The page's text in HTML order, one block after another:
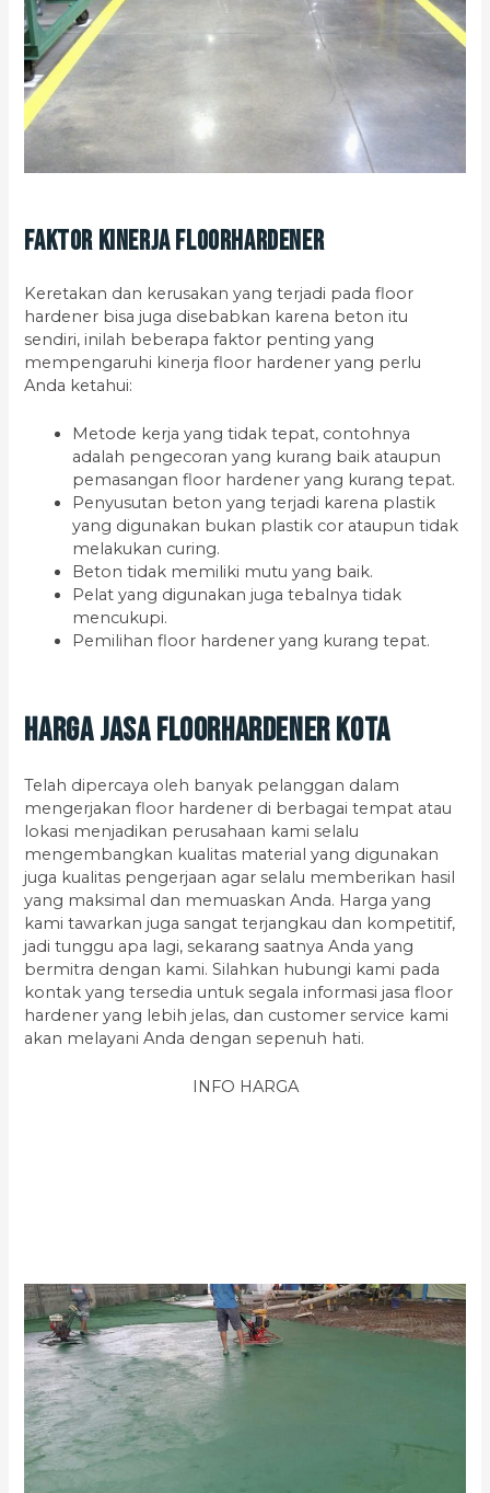
Faktor Kinerja Floorhardener
Keretakan dan kerusakan yang terjadi pada floor
hardener bisa juga disebabkan karena beton itu
sendiri, inilah beberapa faktor penting yang
mempengaruhi kinerja floor hardener yang perlu
Anda ketahui:
Metode kerja yang tidak tepat, contohnya
adalah pengecoran yang kurang baik ataupun
pemasangan floor hardener yang kurang tepat.
Penyusutan beton yang terjadi karena plastik
yang digunakan bukan plastik cor ataupun tidak
melakukan curing.
Beton tidak memiliki mutu yang baik.
Pelat yang digunakan juga tebalnya tidak
mencukupi.
Pemilihan floor hardener yang kurang tepat.
Harga Jasa Floorhardener kota
Telah dipercaya oleh banyak pelanggan dalam
mengerjakan floor hardener di berbagai tempat atau
lokasi menjadikan perusahaan kami selalu
mengembangkan kualitas material yang digunakan
juga kualitas pengerjaan agar selalu memberikan hasil
yang maksimal dan memuaskan Anda. Harga yang
kami tawarkan juga sangat terjangkau dan kompetitif,
jadi tunggu apa lagi, sekarang saatnya Anda yang
bermitra dengan kami. Silahkan hubungi kami pada
kontak yang tersedia untuk segala informasi jasa floor
hardener yang lebih jelas, dan customer service kami
akan melayani Anda dengan sepenuh hati.
INFO HARGA